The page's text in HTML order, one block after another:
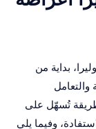
بداية من
والتعامل
تُسهّل على
وفيما يلي